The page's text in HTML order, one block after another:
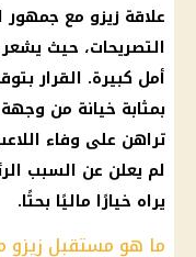
علاقة زيزو مع جمهور
التصريحات، حيث
أمل كبيرة. القرار
بمثابة خيانة من
تراهن على وفاء
لم يعلن عن السبب
يراه خيارًا ماليًا بحتًا.
ما هو مستقبل زيزو